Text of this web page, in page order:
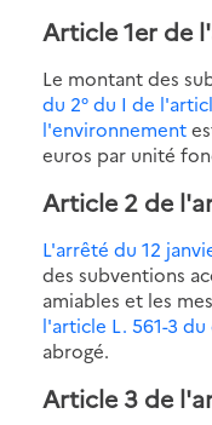
Article 1er de
Le montant des
du 2° du I de
l'environnement
euros par unité
Article 2 de
L'arrêté du 12
des subventions
amiables et les
l'article L. 561-3
abrogé.
Article 3 de